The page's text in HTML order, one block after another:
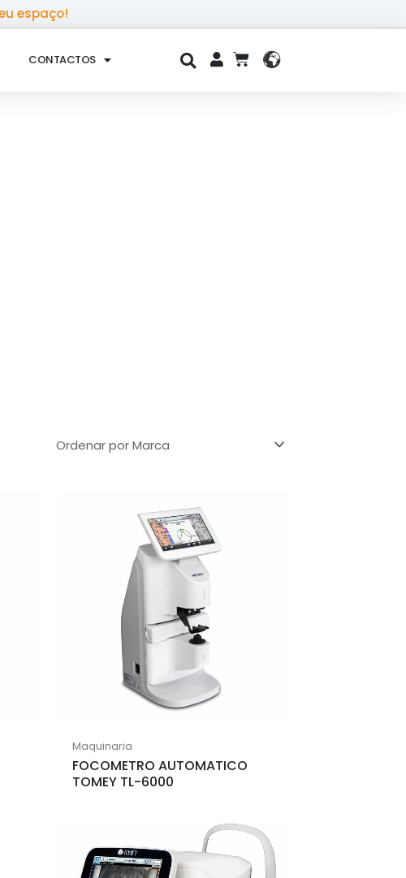
espaço!
CONTACTOS CART
Maquinaria
FOCOMETRO AUTOMATICO
TOMEY TL-6000